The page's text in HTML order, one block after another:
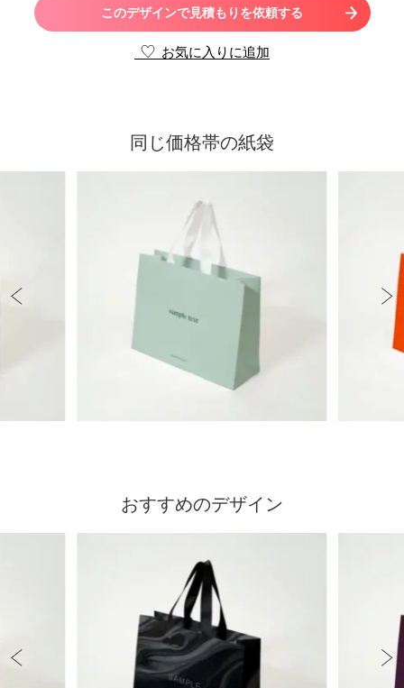
このデザインで見積もりを依頼する
お気に入りに追加
同じ価格帯の紙袋
おすすめのデザイン